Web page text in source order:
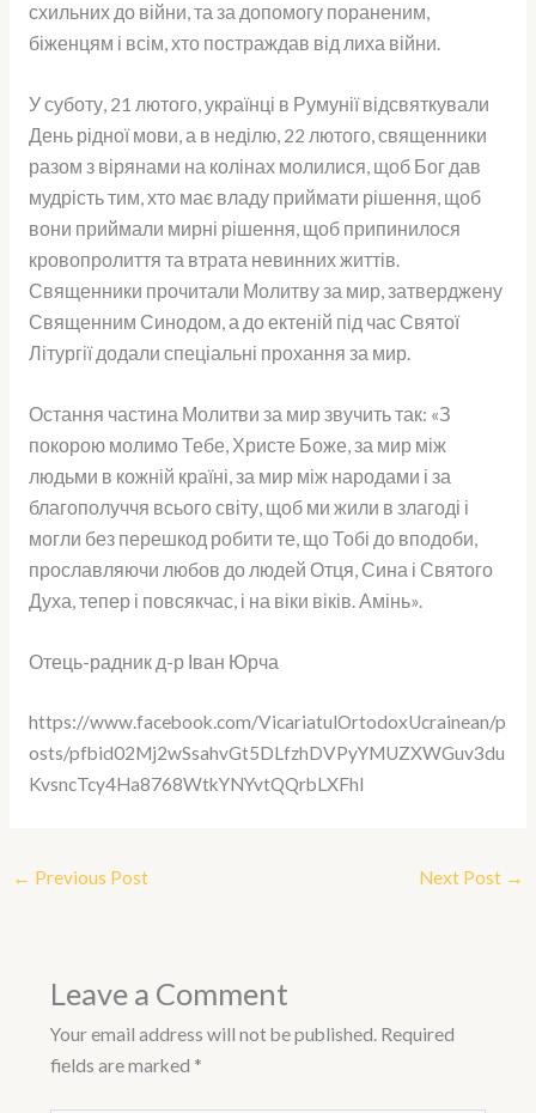
схильних до війни, та за допомогу пораненим,
біженцям і всім, хто постраждав від лиха війни.
У суботу, 21 лютого, українці в Румунії відсвяткували
День рідної мови, а в неділю, 22 лютого, священники
разом з вірянами на колінах молилися, щоб Бог дав
мудрість тим, хто має владу приймати рішення, щоб
вони приймали мирні рішення, щоб припинилося
кровопролиття та втрата невинних життів.
Священники прочитали Молитву за мир, затверджену
Священним Синодом, а до ектеній під час Святої
Літургії додали спеціальні прохання за мир.
Остання частина Молитви за мир звучить так: «З
покорою молимо Тебе, Христе Боже, за мир між
людьми в кожній країні, за мир між народами і за
благополуччя всього світу, щоб ми жили в злагоді і
могли без перешкод робити те, що Тобі до вподоби,
прославляючи любов до людей Отця, Сина і Святого
Духа, тепер і повсякчас, і на віки віків. Амінь».
Отець-радник д-р Іван Юрча
https://www.facebook.com/VicariatulOrtodoxUcrainean/p
osts/pfbid02Mj2wSsahvGt5DLfzhDVPyYMUZXWGuv3du
KvsncTcy4Ha8768WtkYNYvtQQrbLXFhl
← Previous Post Next Post →
Leave a Comment
Your email address will not be published. Required
fields are marked *